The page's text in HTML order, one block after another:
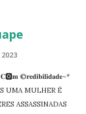
©️𝐫𝐞𝐝𝐢𝐛𝐢𝐥𝐢𝐝𝐚𝐝𝐞~*
UMA MULHER É
ASSASSINADAS